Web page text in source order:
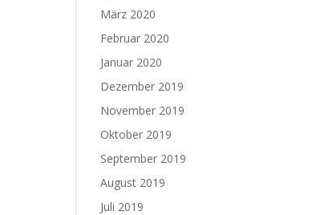
März 2020
Februar 2020
Januar 2020
Dezember 2019
November 2019
Oktober 2019
September 2019
August 2019
Juli 2019